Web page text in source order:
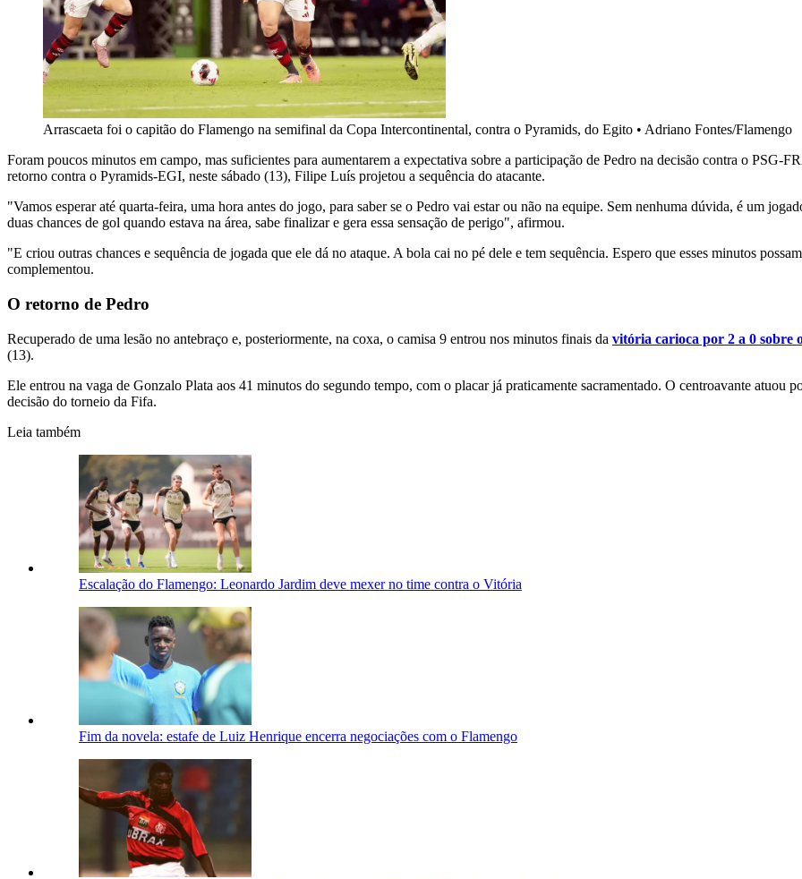
Arrascaeta foi o capitão do Flamengo na semifinal da Copa Intercontinental, contra o Pyramids, do Egito • Adriano Fontes/Flamengo
Foram poucos minutos em campo, mas suficientes para aumentarem a expectativa sobre a participação de Pedro na decisão contra o PSG-
retorno contra o Pyramids-EGI, neste sábado (13), Filipe Luís projetou a sequência do atacante.
"Vamos esperar até quarta-feira, uma hora antes do jogo, para saber se o Pedro vai estar ou não na equipe. Sem nenhuma dúvida, é um
duas chances de gol quando estava na área, sabe finalizar e gera essa sensação de perigo", afirmou.
"E criou outras chances e sequência de jogada que ele dá no ataque. A bola cai no pé dele e tem sequência. Espero que esses minutos
complementou.
O retorno de Pedro
Recuperado de uma lesão no antebraço e, posteriormente, na coxa, o camisa 9 entrou nos minutos finais da vitória carioca por 2 a 0 sobre
(13).
Ele entrou na vaga de Gonzalo Plata aos 41 minutos do segundo tempo, com o placar já praticamente sacramentado. O centroavante
decisão do torneio da Fifa.
Leia também
Escalação do Flamengo: Leonardo Jardim deve mexer no time contra o Vitória
Fim da novela: estafe de Luiz Henrique encerra negociações com o Flamengo